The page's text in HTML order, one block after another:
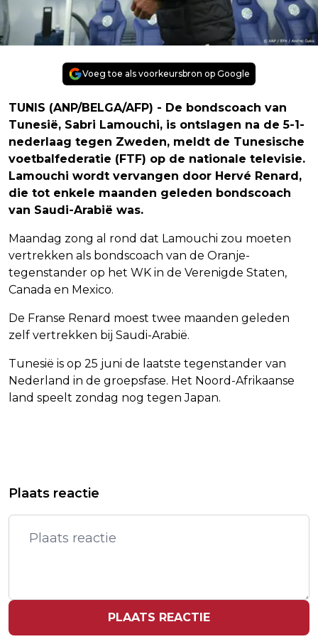
Voeg toe als voorkeursbron op Google
TUNIS (ANP/BELGA/AFP) - De bondscoach van
Tunesië, Sabri Lamouchi, is ontslagen na de 5-1-
nederlaag tegen Zweden, meldt de Tunesische
voetbalfederatie (FTF) op de nationale televisie.
Lamouchi wordt vervangen door Hervé Renard,
die tot enkele maanden geleden bondscoach
van Saudi-Arabië was.
Maandag zong al rond dat Lamouchi zou moeten
vertrekken als bondscoach van de Oranje-
tegenstander op het WK in de Verenigde Staten,
Canada en Mexico.
De Franse Renard moest twee maanden geleden
zelf vertrekken bij Saudi-Arabië.
Tunesië is op 25 juni de laatste tegenstander van
Nederland in de groepsfase. Het Noord-Afrikaanse
land speelt zondag nog tegen Japan.
INTERESSE EN VERTROUWEN IN HET
RECORDBEDRAG VOOR GEDRAGEN
SHIRTS VAN PSG-SPELERS IN CL-
FINALE
Plaats reactie
PLAATS REACTIE